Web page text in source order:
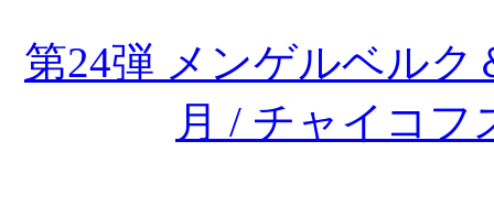
第24弾 メンゲルベルク
月 / チャイコフ